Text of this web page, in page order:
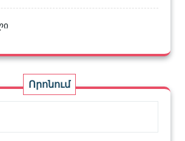
Որոնում